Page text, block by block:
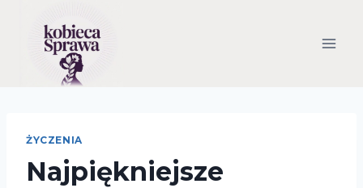
ŻYCZENIA
Najpiękniejsze